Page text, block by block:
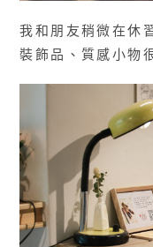
我和朋友稍微在休
裝飾品、質感小物